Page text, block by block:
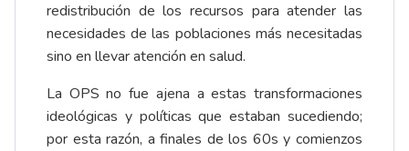
redistribución de los recursos para atender las
necesidades de las poblaciones más necesitadas
sino en llevar atención en salud.
La OPS no fue ajena a estas transformaciones
ideológicas y políticas que estaban sucediendo;
por esta razón, a finales de los 60s y comienzos